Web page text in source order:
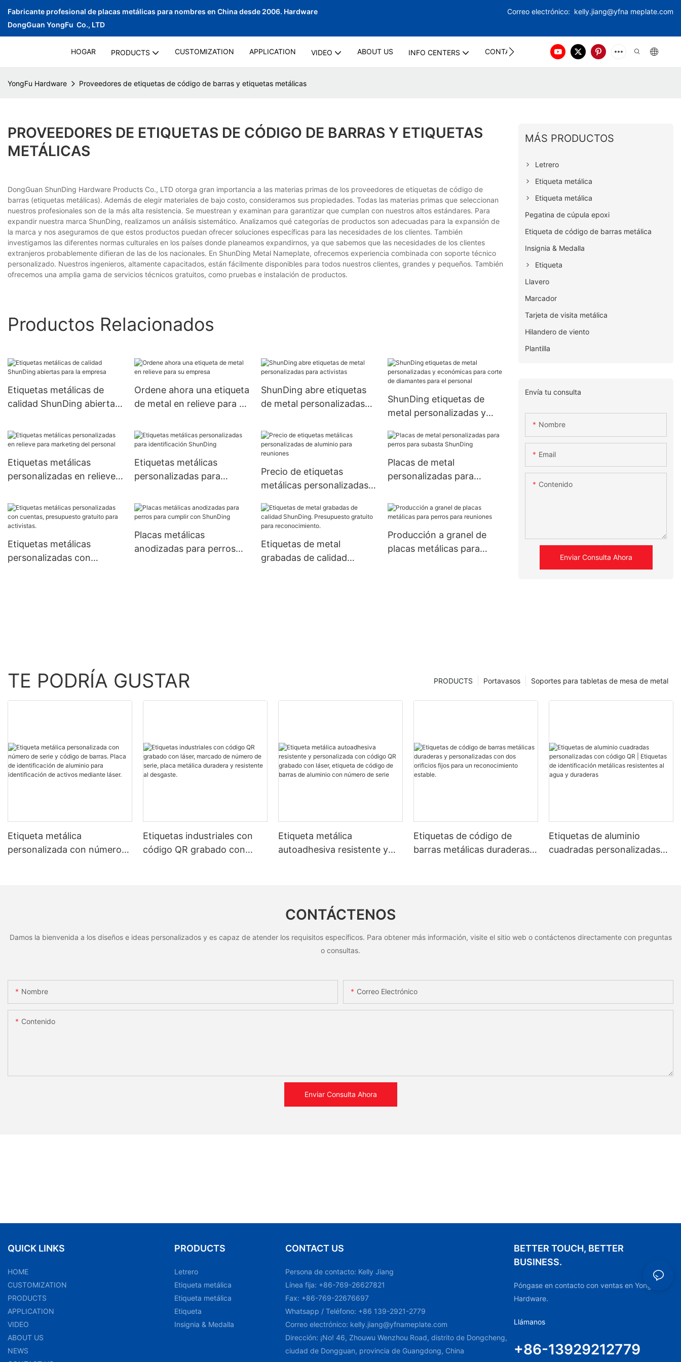
Fabricante profesional de placas metálicas para nombres en China desde 2006. Hardware
DongGuan YongFu Co., LTD
Correo electrónico: kelly.jiang@yfna meplate.com
HOGAR PRODUCTS CUSTOMIZATION APPLICATION VIDEO ABOUT US INFO CENTERS CONTACT US
YongFu Hardware Proveedores de etiquetas de código de barras y etiquetas metálicas
PROVEEDORES DE ETIQUETAS DE CÓDIGO DE BARRAS Y ETIQUETAS
METÁLICAS
DongGuan ShunDing Hardware Products Co., LTD otorga gran importancia a las materias primas de los proveedores de etiquetas de código de
barras (etiquetas metálicas). Además de elegir materiales de bajo costo, consideramos sus propiedades. Todas las materias primas que seleccionan
nuestros profesionales son de la más alta resistencia. Se muestrean y examinan para garantizar que cumplan con nuestros altos estándares. Para
expandir nuestra marca ShunDing, realizamos un análisis sistemático. Analizamos qué categorías de productos son adecuadas para la expansión de
la marca y nos aseguramos de que estos productos puedan ofrecer soluciones específicas para las necesidades de los clientes. También
investigamos las diferentes normas culturales en los países donde planeamos expandirnos, ya que sabemos que las necesidades de los clientes
extranjeros probablemente difieran de las de los nacionales. En ShunDing Metal Nameplate, ofrecemos experiencia combinada con soporte técnico
personalizado. Nuestros ingenieros, altamente capacitados, están fácilmente disponibles para todos nuestros clientes, grandes y pequeños. También
ofrecemos una amplia gama de servicios técnicos gratuitos, como pruebas e instalación de productos.
Productos Relacionados
Etiquetas metálicas de
calidad ShunDing abiertas
Ordene ahora una etiqueta
de metal en relieve para su
ShunDing abre etiquetas
de metal personalizadas
ShunDing etiquetas de
metal personalizadas y
diamantes para el personal
Etiquetas metálicas
personalizadas en relieve
personal
Etiquetas metálicas
personalizadas para
Precio de etiquetas
metálicas personalizadas
Placas de metal
personalizadas para
ShunDing
Etiquetas metálicas
personalizadas con
Placas metálicas
anodizadas para perros
Etiquetas de metal
grabadas de calidad
Producción a granel de
placas metálicas para
MÁS PRODUCTOS
Letrero
Etiqueta metálica
Etiqueta metálica
Pegatina de cúpula epoxi
Etiqueta de código de barras metálica
Insignia & Medalla
Etiqueta
Llavero
Marcador
Tarjeta de visita metálica
Hilandero de viento
Plantilla
Envía tu consulta
Nombre
Email
Contenido
Enviar Consulta Ahora
TE PODRÍA GUSTAR Soportes para tabletas de mesa de metal
Portavasos
PRODUCTS
Etiqueta metálica
personalizada con número
Etiquetas industriales con
código QR grabado con
Etiqueta metálica
autoadhesiva resistente y
de aluminio con número de
serie
Etiquetas de código de
barras metálicas duraderas y
Etiquetas de aluminio
cuadradas personalizadas
CONTÁCTENOS
Damos la bienvenida a los diseños e ideas personalizados y es capaz de atender los requisitos específicos. Para obtener más información, visite el sitio web o contáctenos directamente con preguntas
o consultas.
Nombre Correo Electrónico
Contenido
Enviar Consulta Ahora
QUICK LINKS
HOME
CUSTOMIZATION
PRODUCTS
APPLICATION
VIDEO
ABOUT US
NEWS
PRODUCTS
Letrero
Etiqueta metálica
Etiqueta metálica
Etiqueta
Insignia & Medalla
CONTACT US
Persona de contacto: Kelly Jiang
Línea fija: +86-769-26627821
Fax: +86-769-22676697
Whatsapp / Teléfono: +86 139-2921-2779
Correo electrónico: kelly.jiang@yfnameplate.com
Dirección: ¡No! 46, Zhouwu Wenzhou Road, distrito de Dongcheng,
ciudad de Dongguan, provincia de Guangdong, China
BETTER TOUCH, BETTER
BUSINESS.
Póngase en contacto con ventas en YongFu
Hardware.
Llámanos
+86-13929212779